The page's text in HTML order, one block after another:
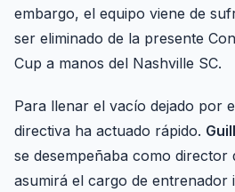
embargo, el equipo viene de
ser eliminado de la presente
Cup a manos del Nashville SC.
Para llenar el vacío dejado por
directiva ha actuado rápido.
se desempeñaba como director
asumirá el cargo de entrenador